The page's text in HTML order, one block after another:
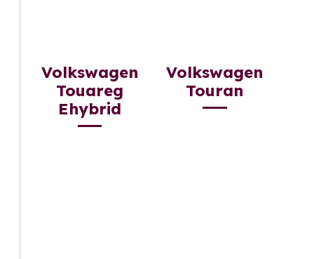
Volkswagen
Touareg
Ehybrid
Volkswagen
Touran